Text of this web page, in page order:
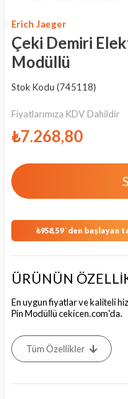
Erich Jaeger
Çeki Demiri
Modüllü
Stok Kodu (745118)
Fiyatlarımıza KDV Dahildir
₺7.268,80
₺958,59`den başlayan
ÜRÜNÜN
En uygun fiyatlar ve kaliteli
Pin Modüllü cekicen.com'da.
Tüm Özellikler